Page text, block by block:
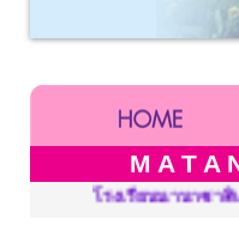
M A T A
สอนระดับ เนอร์สเซอรี่ อนุ